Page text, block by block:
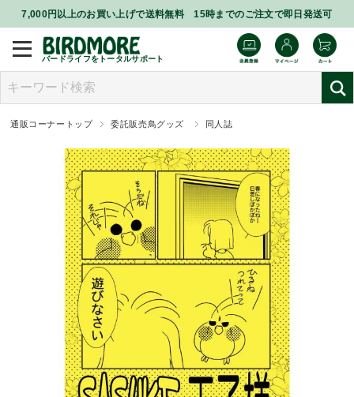
7,000円以上のお買い上げで送料無料 15時までのご注文で即日発送可
バードライフをトータルサポート
通販コーナートップ 委託販売鳥グッズ 同人誌